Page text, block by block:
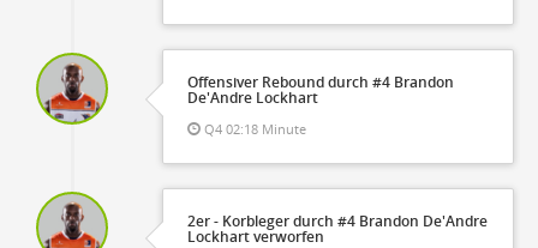
Offensiver Rebound durch #4 Brandon
De'Andre Lockhart
Q4 02:18 Minute
2er - Korbleger durch #4 Brandon De'Andre
Lockhart verworfen